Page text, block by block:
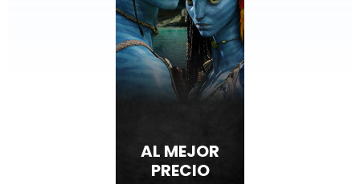
AL MEJOR
PRECIO